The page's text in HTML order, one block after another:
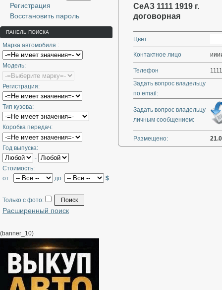
Регистрация
Восстановить пароль
ПАНЕЛЬ ПОИСКА
Марка автомобиля :
Модель:
Регистрация:
Тип кузова:
Коробка передач:
Год выпуска:
-
Стоимость:
от :
до: $
Только с фото:
Расширенный поиск
(banner_10)
СеАЗ 1111 1919 г.
договорная
Цвет:
Контактное лицо
Телефон
Задать вопрос владельцу
по email:
Задать вопрос владельцу
личным сообщением:
Размещено: